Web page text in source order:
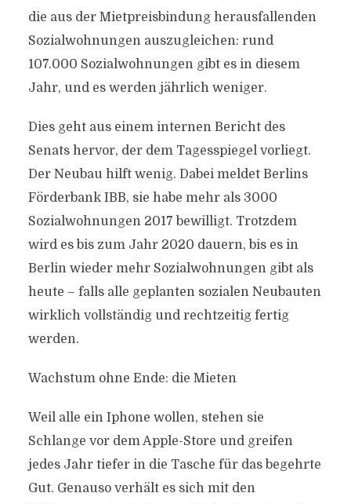
die aus der Mietpreisbindung herausfallenden
Sozialwohnungen auszugleichen: rund
107.000 Sozialwohnungen gibt es in diesem
Jahr, und es werden jährlich weniger.
Dies geht aus einem internen Bericht des
Senats hervor, der dem Tagesspiegel vorliegt.
Der Neubau hilft wenig. Dabei meldet Berlins
Förderbank IBB, sie habe mehr als 3000
Sozialwohnungen 2017 bewilligt. Trotzdem
wird es bis zum Jahr 2020 dauern, bis es in
Berlin wieder mehr Sozialwohnungen gibt als
heute – falls alle geplanten sozialen Neubauten
wirklich vollständig und rechtzeitig fertig
werden.
Wachstum ohne Ende: die Mieten
Weil alle ein Iphone wollen, stehen sie
Schlange vor dem Apple-Store und greifen
jedes Jahr tiefer in die Tasche für das begehrte
Gut. Genauso verhält es sich mit den